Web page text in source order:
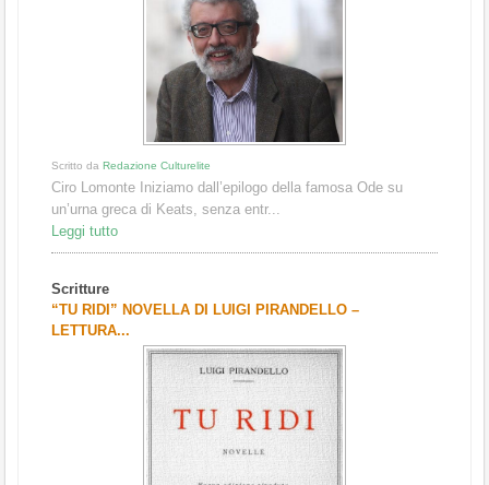
Scritto da Redazione Culturelite
Ciro Lomonte Iniziamo dall’epilogo della famosa Ode su
un’urna greca di Keats, senza entr...
Leggi tutto
Scritture
“TU RIDI” NOVELLA DI LUIGI PIRANDELLO –
LETTURA...